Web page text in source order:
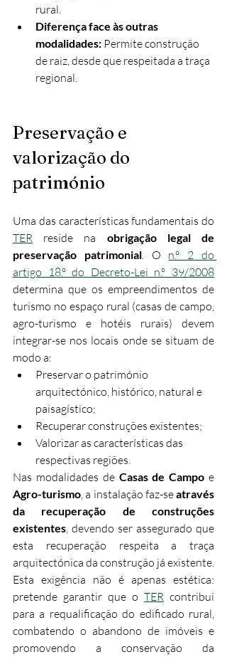
rural.
Diferença face às outras
modalidades: Permite construção
de raiz, desde que respeitada a traça
regional.
Preservação e
valorização do
património
TER reside na obrigação legal de
preservação patrimonial. O n.º 2 do
artigo 18.º do Decreto-Lei n.º 39/2008
determina que os empreendimentos de
turismo no espaço rural (casas de campo,
agro-turismo e hotéis rurais) devem
integrar-se nos locais onde se situam de
modo a:
Preservar o património
arquitectónico, histórico, natural e
paisagístico;
Recuperar construções existentes;
Valorizar as características das
respectivas regiões.
Nas modalidades de Casas de Campo
Agro-turismo, a instalação faz-se através
da recuperação de construções
existentes, devendo ser assegurado que
esta recuperação respeita a traça
arquitectónica da construção já existente.
Esta exigência não é apenas estética:
pretende garantir que o TER contribui
para a requalificação do edificado rural,
combatendo o abandono de imóveis e
promovendo a conservação da